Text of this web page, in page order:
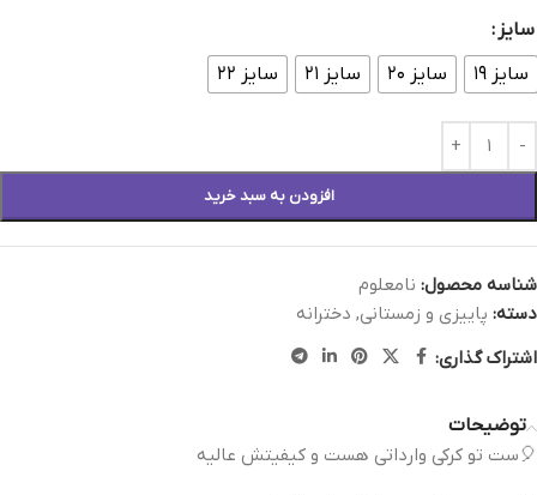
سایز
سایز ۱۹
سایز ۲۰ سایز ۲۱ سایز ۲۲
افزودن به سبد خرید
شناسه محصول: نامعلوم
دسته: پاییزی و زمستانی, دخترانه
اشتراک گذاری:
توضیحات
🎈ست تو کرکی وارداتی هست و کیفیتش عالیه